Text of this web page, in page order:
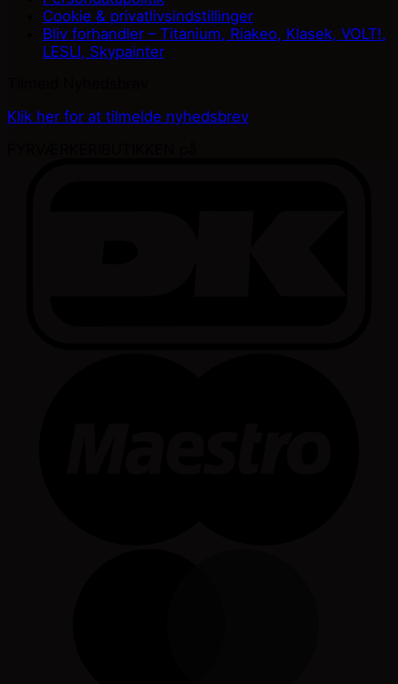
Cookie & privatlivsindstillinger
Bliv forhandler – Titanium, Riakeo, Klasek, VOLT!,
LESLI, Skypainter
Klik her for at tilmelde nyhedsbrev